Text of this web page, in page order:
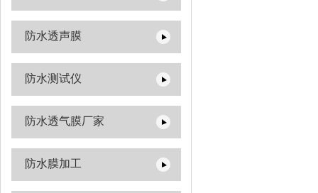
防水透声膜
防水测试仪
防水透气膜厂家
防水膜加工